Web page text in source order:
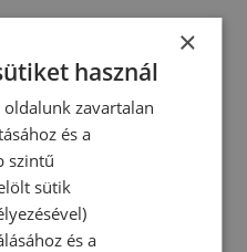
szekrénybe épített
LONGLIFE
×
használ
zavartalan
és a
szintű
sütik
és a